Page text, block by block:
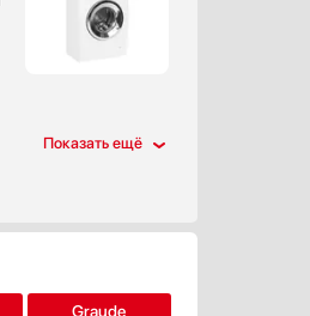
Graude